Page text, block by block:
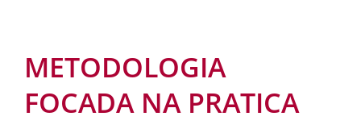
METODOLOGIA
FOCADA NA PRATICA